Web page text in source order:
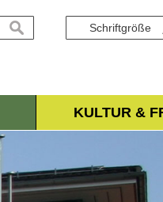
Schriftgröße
suchen
KULTUR &